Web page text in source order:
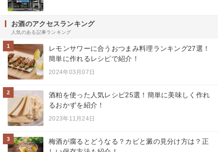
お酒のアクセスランキング
人気のある記事ランキング
1
レモンサワーに合うおつまみ料理ランキング27選！
簡単に作れるレシピで紹介！
2024年03月07日
2
酒粕を使った人気レシピ25選！簡単に美味しく作れ
るおかずを紹介！
2023年11月24日
3
梅酒が腐るとどうなる？カビと澱の見分け方は？正